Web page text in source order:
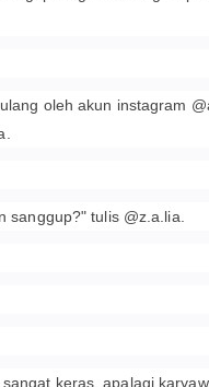
oleh akun instagram
sanggup?" tulis @z.a.lia.
keras, apalagi